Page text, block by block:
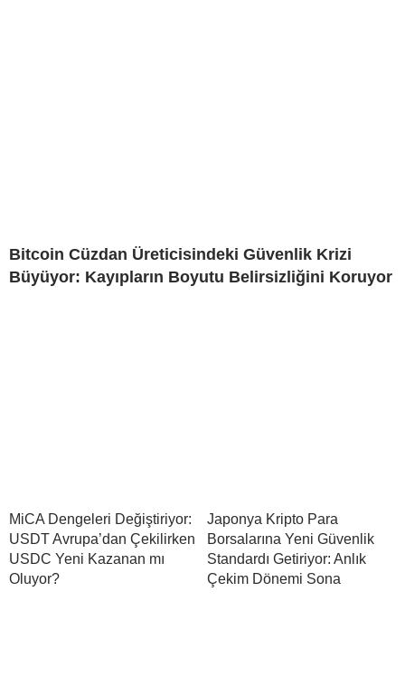
Bitcoin Cüzdan Üreticisindeki Güvenlik Krizi
Büyüyor: Kayıpların Boyutu Belirsizliğini Koruyor
MiCA Dengeleri Değiştiriyor:
USDT Avrupa’dan Çekilirken
USDC Yeni Kazanan mı
Oluyor?
Japonya Kripto Para
Borsalarına Yeni Güvenlik
Standardı Getiriyor: Anlık
Çekim Dönemi Sona